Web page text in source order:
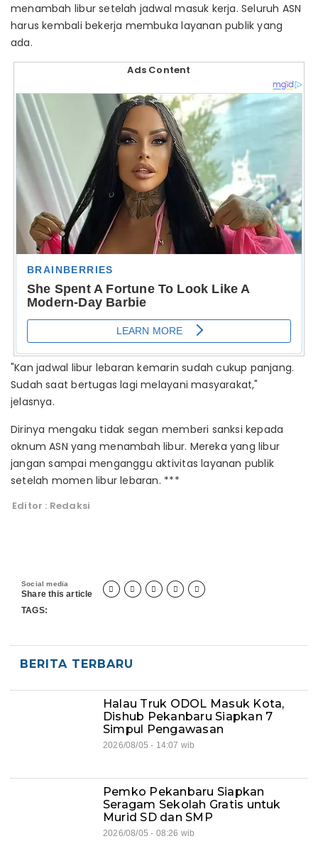
menambah libur setelah jadwal masuk kerja. Seluruh ASN
harus kembali bekerja membuka layanan publik yang
ada.
Ads Content
"Kan jadwal libur lebaran kemarin sudah cukup panjang.
Sudah saat bertugas lagi melayani masyarakat,"
jelasnya.
Dirinya mengaku tidak segan memberi sanksi kepada
oknum ASN yang menambah libur. Mereka yang libur
jangan sampai menganggu aktivitas layanan publik
setelah momen libur lebaran. ***
Editor : Redaksi
Social media
Share this article     
TAGS:
BERITA TERBARU
Halau Truk ODOL Masuk Kota,
Dishub Pekanbaru Siapkan 7
Simpul Pengawasan
2026/08/05 - 14:07 wib
Pemko Pekanbaru Siapkan
Seragam Sekolah Gratis untuk
Murid SD dan SMP
2026/08/05 - 08:26 wib